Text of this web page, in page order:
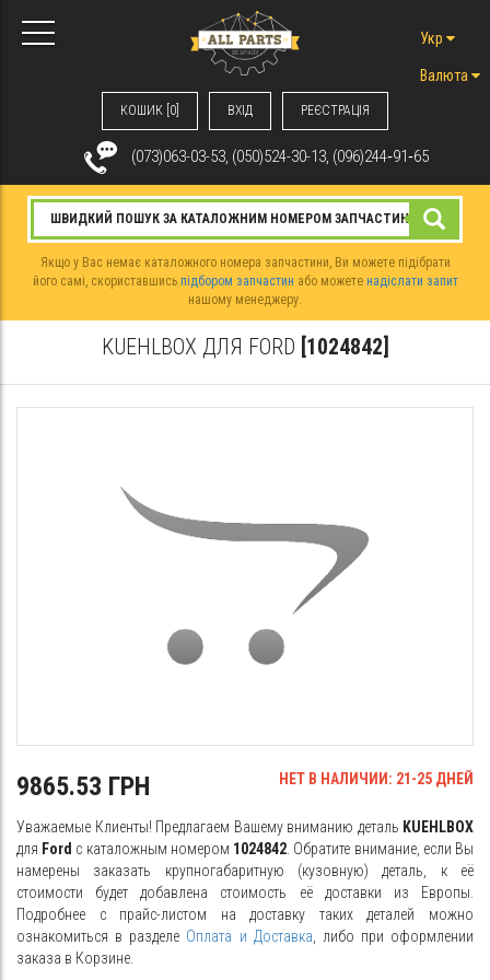
КОШИК [0] ВХIД РЕЄСТРАЦІЯ
Укр
Валюта
(073)063-03-53, (050)524-30-13, (096)244‑91‑65
Якщо у Вас немає каталожного номера запчастини, Ви можете підібрати
його самі, скориставшись підбором запчастин або можете надіслати запит
нашому менеджеру.
KUEHLBOX ДЛЯ FORD [1024842]
9865.53 ГРН НЕТ В НАЛИЧИИ: 21-25 ДНЕЙ
Уважаемые Клиенты! Предлагаем Вашему вниманию деталь KUEHLBOX
для Ford с каталожным номером 1024842 . Обратите внимание, если Вы
намерены заказать крупногабаритную (кузовную) деталь, к её
стоимости будет добавлена стоимость её доставки из Европы.
Подробнее с прайс-листом на доставку таких деталей можно
ознакомиться в разделе Оплата и Доставка , либо при оформлении
заказа в Корзине.